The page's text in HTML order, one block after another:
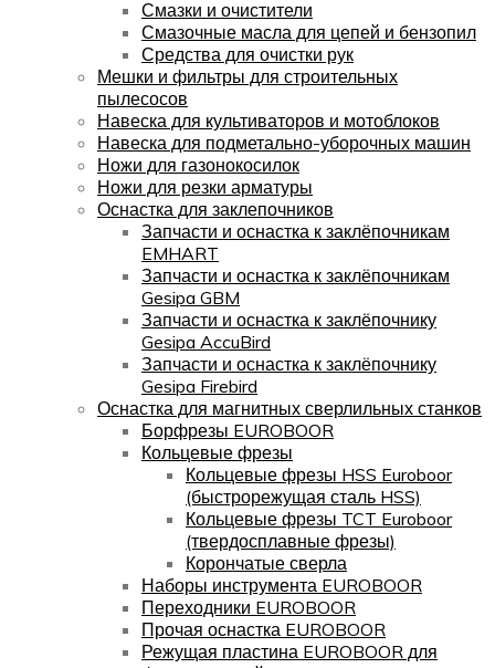
Смазки и очистители
Смазочные масла для цепей и бензопил
Средства для очистки рук
Мешки и фильтры для строительных
пылесосов
Навеска для культиваторов и мотоблоков
Навеска для подметально-уборочных машин
Ножи для газонокосилок
Ножи для резки арматуры
Оснастка для заклепочников
Запчасти и оснастка к заклёпочникам
EMHART
Запчасти и оснастка к заклёпочникам
Gesipa GBM
Запчасти и оснастка к заклёпочнику
Gesipa AccuBird
Запчасти и оснастка к заклёпочнику
Gesipa Firebird
Оснастка для магнитных сверлильных станков
Борфрезы EUROBOOR
Кольцевые фрезы
Кольцевые фрезы HSS Euroboor
(быстрорежущая сталь HSS)
Кольцевые фрезы TCT Euroboor
(твердосплавные фрезы)
Корончатые сверла
Наборы инструмента EUROBOOR
Переходники EUROBOOR
Прочая оснастка EUROBOOR
Режущая пластина EUROBOOR для